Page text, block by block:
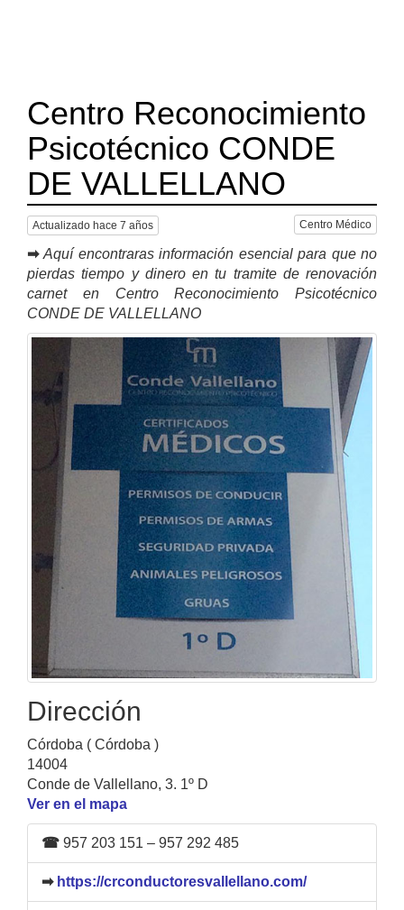
Centro Reconocimiento
Psicotécnico CONDE
DE VALLELLANO
Actualizado hace 7 años Centro Médico
➡ Aquí encontraras información esencial para que no
pierdas tiempo y dinero en tu tramite de renovación
carnet en Centro Reconocimiento Psicotécnico
CONDE DE VALLELLANO
Dirección
Córdoba ( Córdoba )
14004
Conde de Vallellano, 3. 1º D
Ver en el mapa
☎ 957 203 151 – 957 292 485
➡ https://crconductoresvallellano.com/